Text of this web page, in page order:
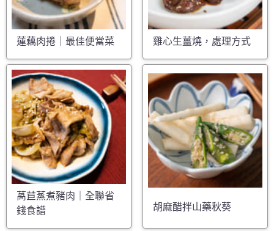
蓮藕肉捲｜最佳便當菜 雞心生薑燒，處理方式
萵苣蒸煮豬肉｜全聯省
錢食譜
胡麻醋拌山藥秋葵